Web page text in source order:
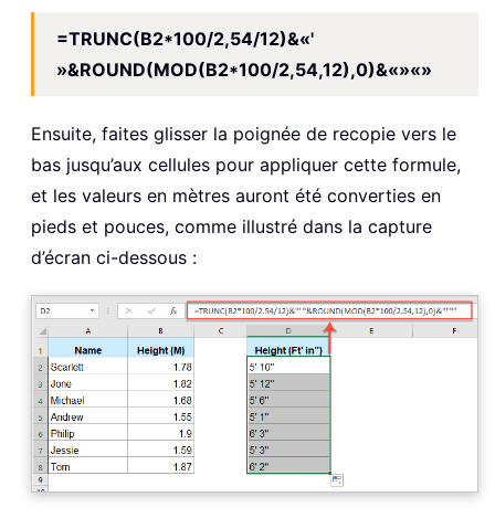
=TRUNC(B2*100/2,54/12)&«'
»&ROUND(MOD(B2*100/2,54,12),0)&«»«»
Ensuite, faites glisser la poignée de recopie vers le
bas jusqu’aux cellules pour appliquer cette formule,
et les valeurs en mètres auront été converties en
pieds et pouces, comme illustré dans la capture
d’écran ci-dessous :